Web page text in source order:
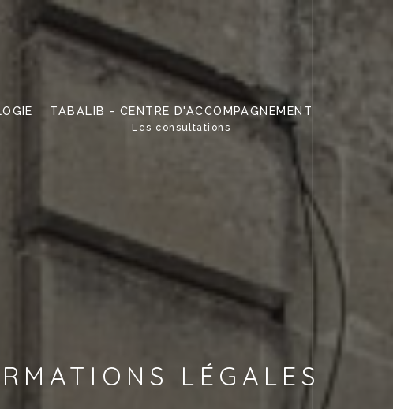
TABALIB - CENTRE D'ACCOMPAGNEMENT
Les consultations
LÉGALES